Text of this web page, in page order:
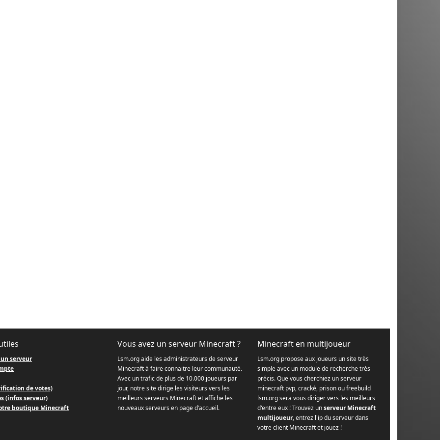
serveur
de votes)
(infos serveur)
boutique Minecraft
Vous avez un serveur Minecraft ?
Lsm.org aide les administrateurs de serveur
Minecraft à faire connaitre leur communauté.
Avec un trafic de plus de 10.000 joueurs par
jour, notre site dirige les visiteurs vers les
meilleurs serveurs Minecraft et affiche les
nouveaux serveurs en page d’accueil.
Minecraft en multijoueur
Lsm.org propose aux joueurs un site très
simple avec un module de recherche très
précis. Que vous cherchiez un serveur
minecraft pvp, cracké, prison ou freebuild
lsm.org sera vous diriger vers les meilleurs
d'entre eux ! Trouvez unserveur Minecraft
multijoueur, entrez l'ip du serveur dans
votre client Minecraft et jouez !